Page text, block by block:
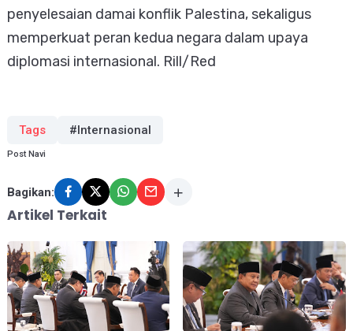
penyelesaian damai konflik Palestina, sekaligus
memperkuat peran kedua negara dalam upaya
diplomasi internasional. Rill/Red
Tags #Internasional
Post Navi
Bagikan:
Artikel Terkait